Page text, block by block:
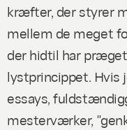
kræfter, der styrer
mellem de meget
der hidtil har
lystprincippet. Hvis
essays,
mesterværker,